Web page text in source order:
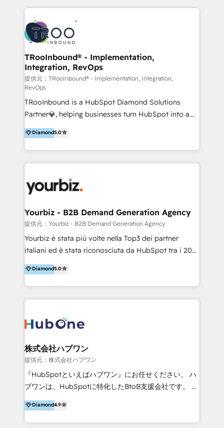
LATAM 2025 🏆 Impulsamos crecimiento con CRM +
IA en múltiples industrias. 👉 ¿Listo para transformar
multidisciplinario de alto rendimiento, con
conocimiento y experiencia enfocado en: 1.
Optimizar la eficiencia operativa de nuestros
clientes 2. Mejorar la experiencia del cliente 3.
Asegurar resultados medibles Nos especializamos
en bancos, seguros, e-commerce, Desarrolladores
Inmobiliarios y Empresas Distribuidoras de
Productos
TRooInbound® - Implementation,
Integration, RevOps
提供元：TRooInbound® - Implementation, Integration,
RevOps
TRooInbound is a HubSpot Diamond Solutions
Partner💎, helping businesses turn HubSpot into a
scalable growth engine. We work with startups, mid-
market, and enterprise teams to maximize
HubSpot’s full potential through: 💎HubSpot Audits,
Management & Optimization 💎RevOps-powered
Brand Development, Growth Strategy, AI SEO &
Integrations 💎Go-To-Market (GTM) Strategies &
Account-Based Marketing 💎CMS Development &
Conversion-Focused Websites With a 5.0⭐average
rating and 140+ verified client reviews on the
businesses globally for consistent delivery and high
client satisfaction. With deep HubSpot expertise and
your business with a proven and reliable HubSpot
Diamond Partner? 👉Connect with TRooInbound
today (https://www.trooinbound.com/contact-us)
Diamond5.0
Yourbiz - B2B Demand Generation Agency
提供元：Yourbiz - B2B Demand Generation Agency
Yourbiz è stata più volte nella Top3 dei partner
italiani ed è stata riconosciuta da HubSpot tra i 20
migliori partner EMEA per la gestione del cliente.
Stiamo accompagnando oltre 100 aziende nella
digitalizzazione e ottimizzazione dei processi di
marketing e vendita. Il nostro metodo DAM è stato
mappatura dei canali di acquisizione dei contatti e
HubSpot come fornitore ufficiale per le integrazioni
tra il CRM e altri sistemi aziendali, tra cui SAP,
AS400, TeamSystem. HubSpot ci ha riconosciuto
come formatori ufficiali per l'adozione del CRM in
50% più alto tra i nostri clienti rispetto le altre
aziende. Lavoriamo con aziende B2B tra i 5 e i 35
Diamond5.0
株式会社ハブワン
提供元：株式会社ハブワン
『HubSpotといえばハブワン』にお任せください。 ハ
ブワンは、HubSpotに特化したBtoB支援会社です。 ノ
ーコードCMS構築、CRM／MA／SFAの設計・運用、他
システムAPI連携・開発、営業定着支援、カスタマーサ
クセス体制の設計まで、ワンストップ完結できる支援体
Diamond4.9